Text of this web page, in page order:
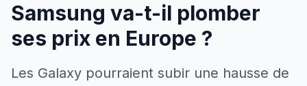
Samsung va-t-il plomber
ses prix en Europe ?
Les Galaxy pourraient subir une hausse de